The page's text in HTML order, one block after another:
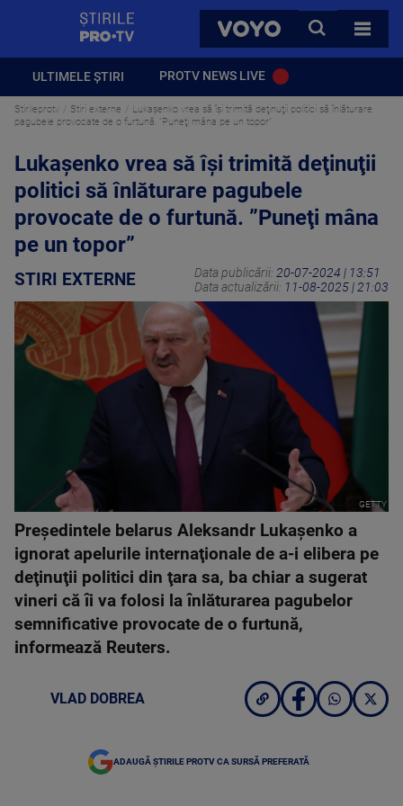
VOYO
CAUTA
TOATE
ULTIMELE ȘTIRI PROTV NEWS LIVE
Stirileprotv Stiri externe
Lukaşenko vrea să își trimită deţinuţii politici să înlăturare
pagubele provocate de o furtună. ”Puneţi mâna pe un topor”
Lukaşenko vrea să își trimită deţinuţii
politici să înlăturare pagubele
provocate de o furtună. ”Puneţi mâna
pe un topor”
STIRI EXTERNE Data publicării: 20-07-2024 | 13:51
Data actualizării: 11-08-2025 | 21:03
GETTY
Preşedintele belarus Aleksandr Lukaşenko a
ignorat apelurile internaţionale de a-i elibera pe
deţinuţii politici din ţara sa, ba chiar a sugerat
vineri că îi va folosi la înlăturarea pagubelor
semnificative provocate de o furtună,
informează Reuters.
VLAD DOBREA
ADAUGĂ ȘTIRILE PROTV CA SURSĂ PREFERATĂ